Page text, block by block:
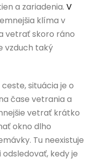
a zariadenia.V
klíma v
vetrať skoro ráno
vzduch taký
situácia je o
čase vetrania a
vetrať krátko
okno dlho
Tu neexistuje
kedy je